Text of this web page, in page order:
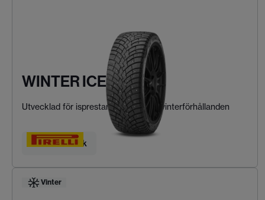
WINTER ICE ZERO 2
Utvecklad för isprestanda i extrema vinterförhållanden
Hitta ditt däck
Vinter